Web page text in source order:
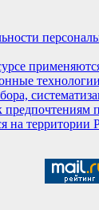
на территории